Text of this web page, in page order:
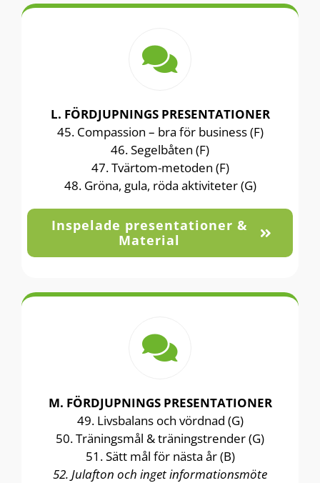
L. FÖRDJUPNINGS PRESENTATIONER
45. Compassion – bra för business (F)
46. Segelbåten (F)
47. Tvärtom-metoden (F)
48. Gröna, gula, röda aktiviteter (G)
Inspelade presentationer &
Material
M. FÖRDJUPNINGS PRESENTATIONER
49. Livsbalans och vördnad (G)
50. Träningsmål & träningstrender (G)
51. Sätt mål för nästa år (B)
52. Julafton och inget informationsmöte